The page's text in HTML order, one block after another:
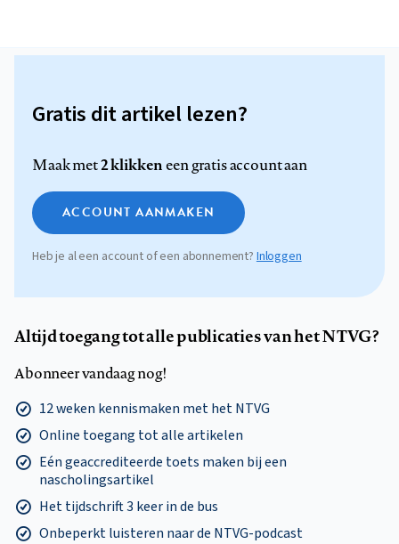
Gratis dit artikel lezen?
Maak met2 klikkeneen gratis account aan
ACCOUNT AANMAKEN
Heb je al een account of een abonnement? Inloggen
Altijd toegang tot alle publicaties van het NTVG?
Abonneer vandaag nog!
12 weken kennismaken met het NTVG
Online toegang tot alle artikelen
Eén geaccrediteerde toets maken bij een
nascholingsartikel
Het tijdschrift 3 keer in de bus
Onbeperkt luisteren naar de NTVG-podcast